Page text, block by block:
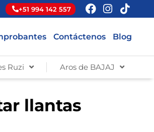
+51 994 142 557
Contáctenos Blog
Ruzi Aros de BAJAJ
llantas